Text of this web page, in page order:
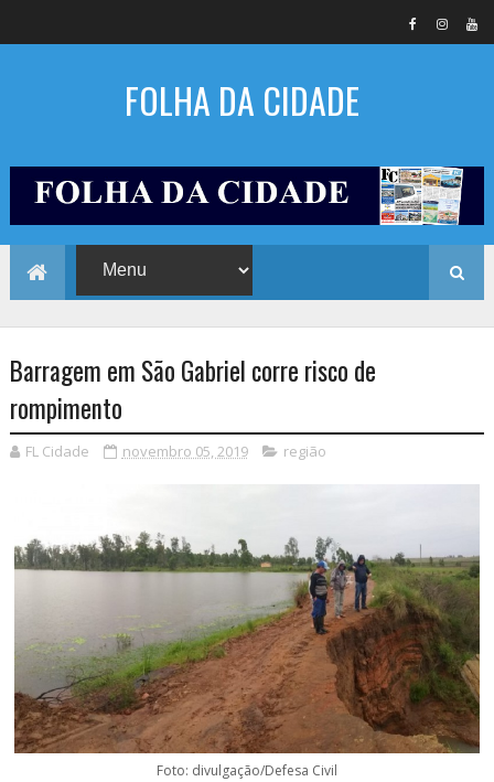
FOLHA DA CIDADE
Barragem em São Gabriel corre risco de
rompimento
FL Cidade novembro 05, 2019 região
Foto: divulgação/Defesa Civil